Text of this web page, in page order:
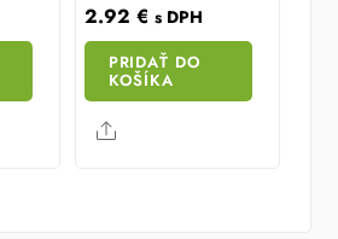
2.92 € s DPH
PRIDAŤ DO
KOŠÍKA
Share